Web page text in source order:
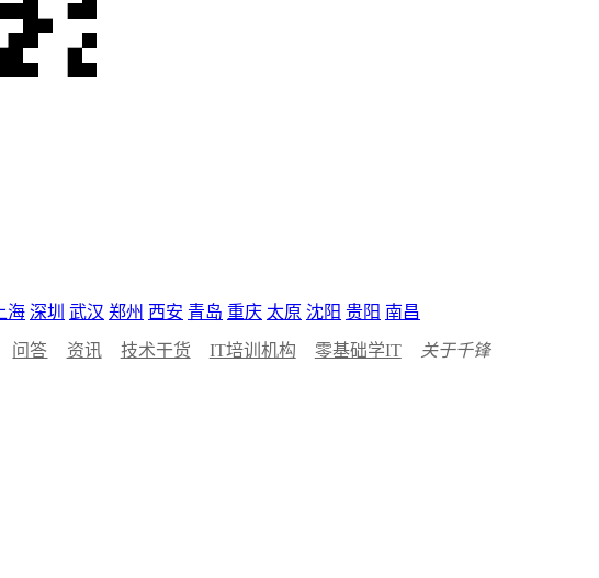
上海 深圳 武汉 郑州 西安 青岛 重庆 太原 沈阳 贵阳 南昌
问答 资讯 技术干货 IT培训机构 零基础学IT 关于千锋